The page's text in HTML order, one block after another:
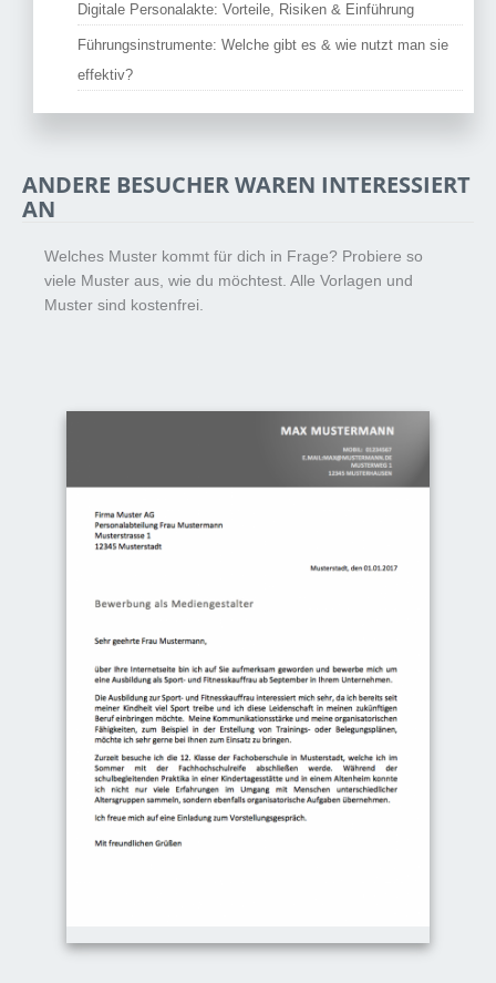
Digitale Personalakte: Vorteile, Risiken & Einführung
Führungsinstrumente: Welche gibt es & wie nutzt man sie
effektiv?
ANDERE BESUCHER WAREN INTERESSIERT
AN
Welches Muster kommt für dich in Frage? Probiere so
viele Muster aus, wie du möchtest. Alle Vorlagen und
Muster sind kostenfrei.